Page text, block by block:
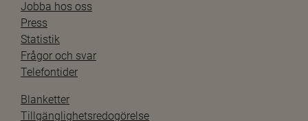
Jobba hos oss
Press
Statistik
Frågor och svar
Telefontider
Blanketter
Tillgänglighetsredogörelse